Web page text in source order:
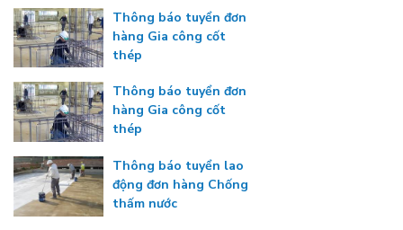
Thông báo tuyển đơn
hàng Gia công cốt
thép
Thông báo tuyển đơn
hàng Gia công cốt
thép
Thông báo tuyển lao
động đơn hàng Chống
thấm nước